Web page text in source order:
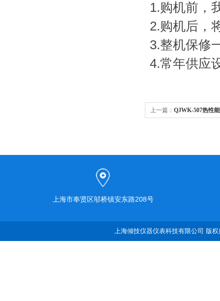
1.购机前，
2.购机后，
3.整机保修
4.常年供应
上一篇： QJWK-507热性
上海市奉贤区邬桥镇安东路208号
上海倾技仪器仪表科技有限公司 版